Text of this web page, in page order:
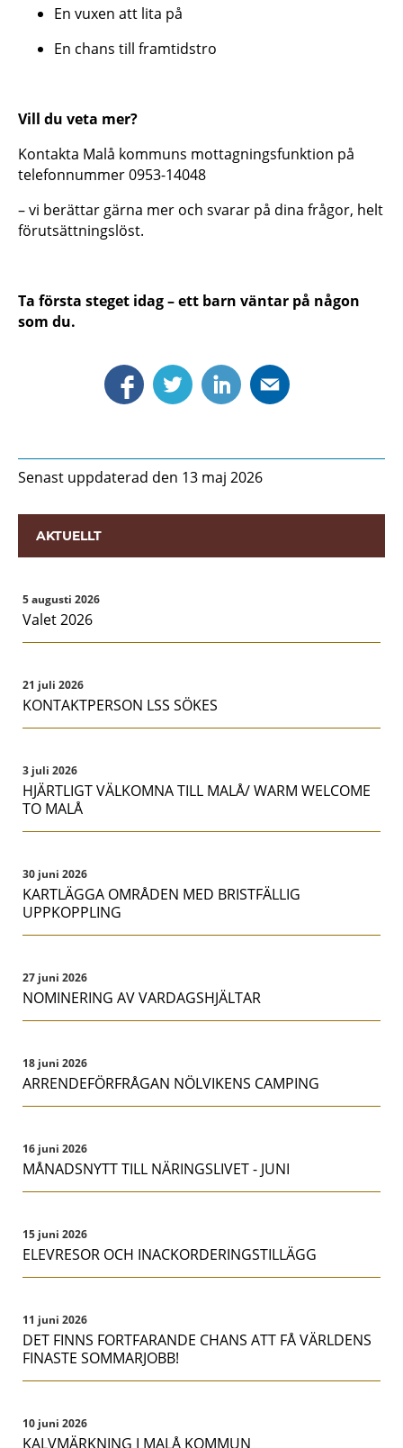
AKTUELLT
5 augusti 2026
Valet 2026
21 juli 2026
KONTAKTPERSON LSS SÖKES
3 juli 2026
HJÄRTLIGT VÄLKOMNA TILL MALÅ/ WARM WELCOME
TO MALÅ
30 juni 2026
KARTLÄGGA OMRÅDEN MED BRISTFÄLLIG
UPPKOPPLING
27 juni 2026
NOMINERING AV VARDAGSHJÄLTAR
18 juni 2026
ARRENDEFÖRFRÅGAN NÖLVIKENS CAMPING
16 juni 2026
MÅNADSNYTT TILL NÄRINGSLIVET - JUNI
15 juni 2026
ELEVRESOR OCH INACKORDERINGSTILLÄGG
11 juni 2026
DET FINNS FORTFARANDE CHANS ATT FÅ VÄRLDENS
FINASTE SOMMARJOBB!
10 juni 2026
KALVMÄRKNING I MALÅ KOMMUN
En vuxen att lita på
En chans till framtidstro
Vill du veta mer?
Kontakta Malå kommuns mottagningsfunktion på
telefonnummer 0953-14048
– vi berättar gärna mer och svarar på dina frågor, helt
förutsättningslöst.
Ta första steget idag – ett barn väntar på någon
som du.
Senast uppdaterad den 13 maj 2026